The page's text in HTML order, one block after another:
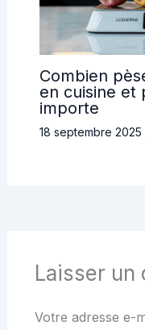
Combien
en cuisine et
importe
18 septembre 2025
Laisser un
Votre adresse e-